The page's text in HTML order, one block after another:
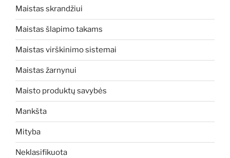
Maistas skrandžiui
Maistas šlapimo takams
Maistas virškinimo sistemai
Maistas žarnynui
Maisto produktų savybės
Mankšta
Mityba
Neklasifikuota